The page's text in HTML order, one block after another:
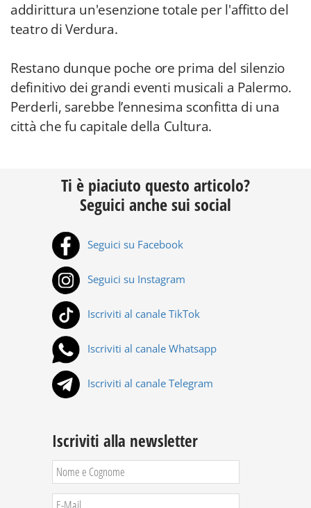
addirittura un'esenzione totale per l'affitto del
teatro di Verdura.
Restano dunque poche ore prima del silenzio
definitivo dei grandi eventi musicali a Palermo.
Perderli, sarebbe l’ennesima sconfitta di una
città che fu capitale della Cultura.
Ti è piaciuto questo articolo?
Seguici anche sui social
Seguici su Facebook
Seguici su Instagram
Iscriviti al canale TikTok
Iscriviti al canale Whatsapp
Iscriviti al canale Telegram
Iscriviti alla newsletter